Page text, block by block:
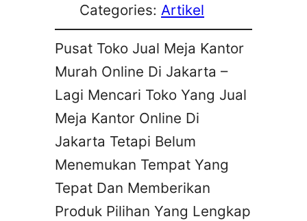
Categories: Artikel
Pusat Toko Jual Meja Kantor
Murah Online Di Jakarta –
Lagi Mencari Toko Yang Jual
Meja Kantor Online Di
Jakarta Tetapi Belum
Menemukan Tempat Yang
Tepat Dan Memberikan
Produk Pilihan Yang Lengkap